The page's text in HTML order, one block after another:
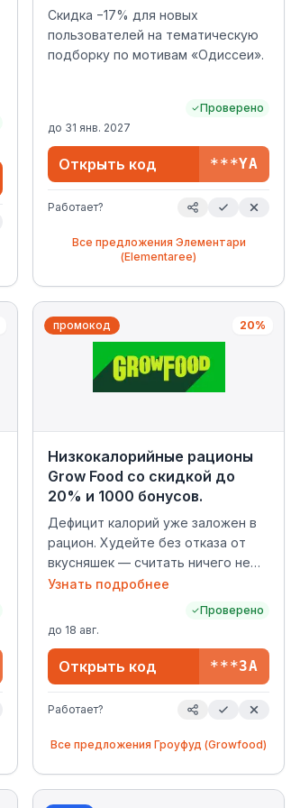
admirollbonusclub admi_rollpromo
admi35promo Это поможет
избежать использования одного и
вебмастерами. Пожалуйста,
используйте один и тот же
ваших размещениях и не меняйте
его в дальнейшем.
Скидка −17% для новых
пользователей на тематическую
подборку по мотивам «Одиссеи».
Проверено
до 31 янв. 2027
Открыть код ***YA
Работает?
Все предложения Элементари
(Elementaree)
промокод 20%
Низкокалорийные рационы
Grow Food со скидкой до
20% и 1000 бонусов.
Дефицит калорий уже заложен в
рацион. Худейте без отказа от
вкусняшек — считать ничего не
нужно, мы всё продумали.
Food со скидкой до 20% и 1000
Срок действия: с 15.07 по 18.08
Акция только для новых
пользователей, при заказе от 6
1250 ккал
Узнать подробнее
Проверено
до 18 авг.
Открыть код ***ЗА
Работает?
Все предложения Гроуфуд (Growfood)